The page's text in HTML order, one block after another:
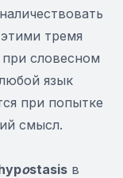
тремя
словесном
язык
при попытке
смысл.
ostasis в